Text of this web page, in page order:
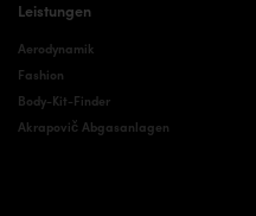
Leistungen
Aerodynamik
Fashion
Body-Kit-Finder
Akrapovič Abgasanlagen